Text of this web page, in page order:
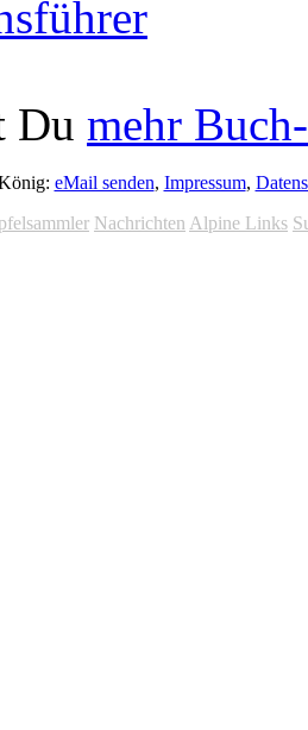
Du mehr
eMail senden, Impressum,
Nachrichten Alpine Links